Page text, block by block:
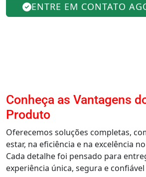
ENTRE EM CONTATO
Conheça as Vantagens
Produto
Oferecemos soluções completas,
estar, na eficiência e na excelência
Cada detalhe foi pensado para
experiência única, segura e